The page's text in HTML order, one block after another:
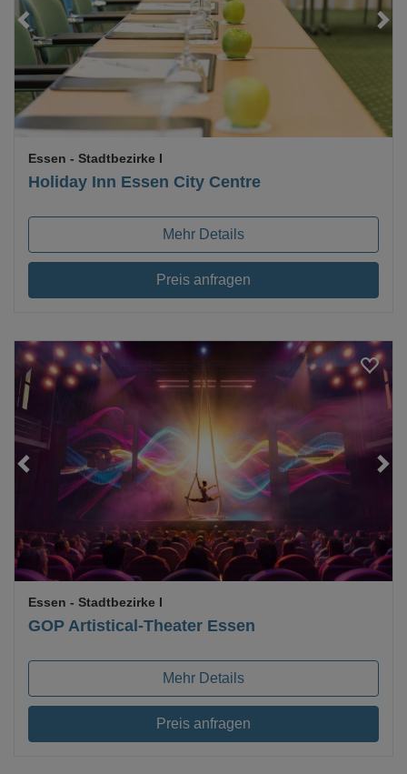
Holiday Inn Essen City Centre
Essen - Stadtbezirke I
Mehr Details
Preis anfragen
GOP Artistical-Theater Essen
Essen - Stadtbezirke I
Mehr Details
Preis anfragen